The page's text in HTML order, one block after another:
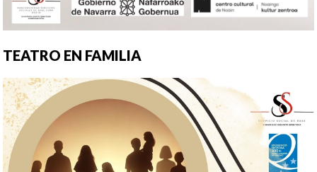
TEATRO EN FAMILIA